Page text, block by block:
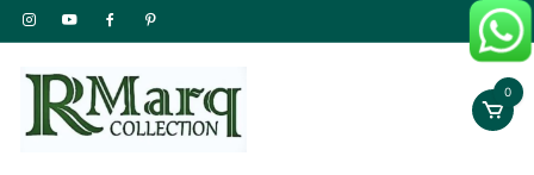
Pular
para
conteúdo
0